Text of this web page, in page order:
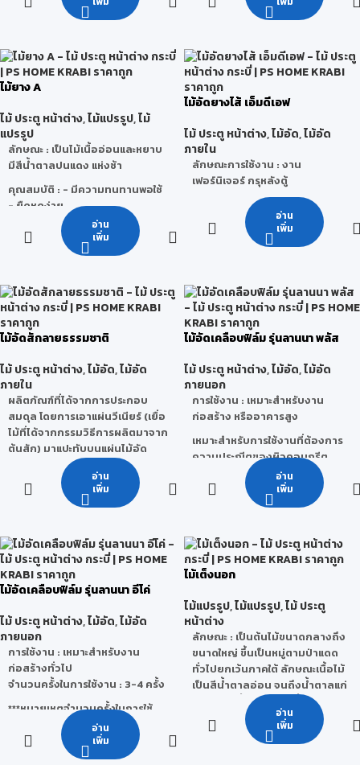
เรซินเป็นส่วนผสม ผ่าน
กระบวนการอัดด้วยความร้อนและ
มาตรฐานสากล จากโรงงานผู้ผลิต
ประเทศมาเลเซีย ซึ่งเป็นผู้ผลิต OSB
บริษัท สุขสวัสดิ์ไม้อัดไทย จำกัด
เป็นผู้แทนจำหน่ายแต่เพียงผู้เดียว
ในประเทศไทย
นวัตกรรมวัสดุทดแทนไม้ ที่ตอบ
คุณสมบัติ LANNA OSB
มีความเหนียว ยืดหยุ่นสูง รับแรง
เฉือนแรงดัดได้ดี และแข็งแรงกว่า
ไม้อัดชนิดอื่น 3 เท่า
ทนทานต่อความชื้น ได้ดี ทำให้ไม้ไม่
โค้งงอ ผิวหน้าไม่หลุดแตก
ทนทานต่อเชื้อรา และแมลงทุกชนิด
ง่ายต่อการติดตั้งเนื่องจากใช้กับ
เครื่องมืองานไม้ได้ทุกประเภท เช่น
ตัด ไส ตอก เจาะ เป็นต้น
ผิวหน้าของ OSBทำให้ยึดเกาะได้ดี
กับวัสดุที่ทำจากปูนซีเมนต์ หิน อิฐ
ไวนิล และวัสดุอื่นๆ
การใช้งาน LANNA OSB :สามารถ
ใช้ในงานบูธ,งานดีไซน์ ตกแต่ง,งาน
เฟอร์นิเจอร์,งานบรรจุภัณฑ์,งาน
ผนังกั้นห้อง,งานปูพื้นปรับระดับ
(Subfloor), แผ่นรองใต้หลังคา
ตะแกรงกันลื่นและรองรับน้ำหนักได้
ดี, ความหนาแน่นสูง แข็งแรง ไม่
ลดีไฮด์
ลักษณะการใช้งาน : เหมาะสำหรับ
งานเฟอร์นิเจอร์ที่ต้องการต้นทุน
ไม้ยาง A
ไม้ ประตู หน้าต่าง,ไม้แปรรูป,ไม้
แปรรูป
ลักษณะ : เป็นไม้เนื้ออ่อนและหยาบ
มีสีน้ำตาลปนแดง แห่งช้า
คุณสมบัติ : - มีความทนทานพอใช้
- ยืดหดง่าย
- เลื่อย ไส ผ่าง่าย
- ไม้บิดงอตามสภาพภูมิอากาศ
ไม่ค่อยดี ถ้าไสตอนไม้สด ๆ อยู่จะ
ไม่เรียบดีนัก หากใช้ในการก่อสร้าง
จะรับน้ำหนักมากๆไม่ได้ ใช้ในที่ต้อง
ตากแดตากฝนไม่ได้แต่ถ้าทาสี
ลูกบาศก์ฟุตประมาณ 40-50
ปอนด์ ก็จะสามารถอยู่ได้
ประโยชน์: ใช้ทำบ้านเรือน,เครื่อง
เรือนเฉพาะที่มีราคาถูก ๆ สร้าง
บ้านใช้ทำฝา ทำฝ้าหรือส่วนที่ไม่
ต้องรับน้ำหนัก นิยมใช้กันเพราะ
ราคาถูกและหาง่าย
อ่าน
เพิ่ม
ไม้อัดยางไส้ เอ็มดีเอฟ
ไม้ ประตู หน้าต่าง,ไม้อัด,ไม้อัด
ภายใน
ลักษณะการใช้งาน : งาน
เฟอร์นิเจอร์ กรุหลังตู้
อ่าน
เพิ่ม
ไม้อัดสักลายธรรมชาติ
ไม้ ประตู หน้าต่าง,ไม้อัด,ไม้อัด
ภายใน
ผลิตภัณฑ์ที่ได้จากการประกอบ
สมดุล โดยการเอาแผ่นวีเนียร์ (เยื่อ
ไม้ที่ได้จากกรรมวิธีการผลิตมาจาก
ต้นสัก) มาแปะทับบนแผ่นไม้อัด
ลักษณะที่สำคัญคือ การจัดให้ไม้
บางแต่ละแผ่นมีแนวเสี้ยนขวางตั้ง
ฉากกัน เพื่อเพิ่มคุณสมบัติทาง
ที่สุด ด้วยคุณสมบัติพิเศษไม้อัดสัก
คือ ใช้กาว E2 ที่ปลอดภัยต่อ
สุขภาพ มาตรฐานยุโรป ไม้อัดสักมี
หลายลายให้เลือก
ลักษณะการใช้งาน : เหมาะสำหรับ
งานเฟอร์นิเจอร์ งานตกแต่งภายใน
บิวท์อิน ฯลฯ
อ่าน
เพิ่ม
ไม้อัดเคลือบฟิล์ม รุ่นลานนา พลัส
ไม้ ประตู หน้าต่าง,ไม้อัด,ไม้อัด
ภายนอก
การใช้งาน : เหมาะสำหรับงาน
ก่อสร้าง หรืออาคารสูง
เหมาะสำหรับการใช้งานที่ต้องการ
ความประณีตของผิวคอนกรีต
เรียบสวยพิเศษ
จำนวนครั้งในการใช้งาน : 10-15
งานจริงนั้นสามารถเปลี่ยนแปลง
ได้ โดยขึ้นอยู่กับ สภาพแวดล้อม วิธี
ใช้งานของผู้ใช้ การเก็บรักษา และ
อ่าน
เพิ่ม
ไม้อัดเคลือบฟิล์ม รุ่นลานนา อีโค่
ไม้ ประตู หน้าต่าง,ไม้อัด,ไม้อัด
ภายนอก
การใช้งาน : เหมาะสำหรับงาน
ก่อสร้างทั่วไป
จำนวนครั้งในการใช้งาน : 3-4 ครั้ง
***หมายเหตุจำนวนครั้งในการใช้
งานจริงนั้นสามารถเปลี่ยนแปลง
ได้ โดยขึ้นอยู่กับ สภาพแวดล้อม วิธี
ใช้งานของผู้ใช้ การเก็บรักษา และ
อ่าน
เพิ่ม
ไม้เต็งนอก
ไม้แปรรูป,ไม้แปรรูป,ไม้ ประตู
หน้าต่าง
ลักษณะ : เป็นต้นไม้ขนาดกลางถึง
ขนาดใหญ่ ขึ้นเป็นหมู่ตามป่าแดด
ทั่วไปยกเว้นภาคใต้ ลักษณะเนื้อไม้
เป็นสีน้ำตาลอ่อน จนถึงน้ำตาลแก่
แกมแดง เสี้ยนสับสน เนื้อหยาบ แต่
สม่ำเสมอแข็งแรงและทนทานมาก
เมื่อผึ่งให้แห้งแล้วเลื่อยไสตกแต่งจะ
สามารทำได้ยาก น้ำหนักโดยเฉลี่ย
อ่าน
เพิ่ม